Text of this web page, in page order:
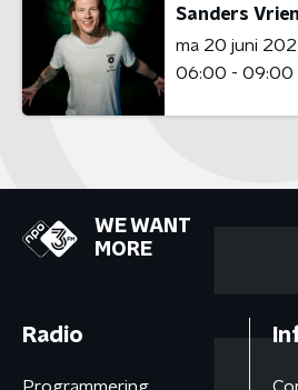
Sanders
ma 20 juni
06:00 - 09:00
WE WANT
MORE
Radio